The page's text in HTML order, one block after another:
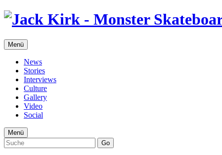
Menü
News
Stories
Interviews
Culture
Gallery
Video
Social
Menü
Go